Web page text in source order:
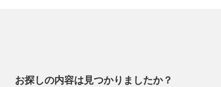
お探しの内容は見つかりましたか？